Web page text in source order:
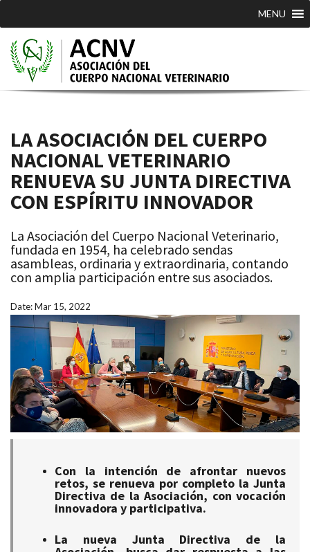
MENU
LA ASOCIACIÓN DEL CUERPO
NACIONAL VETERINARIO
RENUEVA SU JUNTA DIRECTIVA
CON ESPÍRITU INNOVADOR
La Asociación del Cuerpo Nacional Veterinario,
fundada en 1954, ha celebrado sendas
asambleas, ordinaria y extraordinaria, contando
con amplia participación entre sus asociados.
Date: Mar 15, 2022
Con la intención de afrontar nuevos
retos, se renueva por completo la Junta
Directiva de la Asociación, con vocación
innovadora y participativa.
La nueva Junta Directiva de la